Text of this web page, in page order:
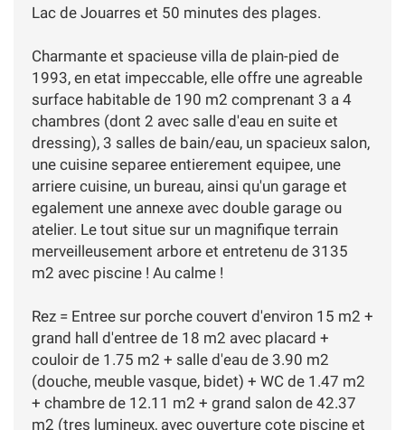
Lac de Jouarres et 50 minutes des plages.
Charmante et spacieuse villa de plain-pied de
1993, en etat impeccable, elle offre une agreable
surface habitable de 190 m2 comprenant 3 a 4
chambres (dont 2 avec salle d'eau en suite et
dressing), 3 salles de bain/eau, un spacieux salon,
une cuisine separee entierement equipee, une
arriere cuisine, un bureau, ainsi qu'un garage et
egalement une annexe avec double garage ou
atelier. Le tout situe sur un magnifique terrain
merveilleusement arbore et entretenu de 3135
m2 avec piscine ! Au calme !
Rez = Entree sur porche couvert d'environ 15 m2 +
grand hall d'entree de 18 m2 avec placard +
couloir de 1.75 m2 + salle d'eau de 3.90 m2
(douche, meuble vasque, bidet) + WC de 1.47 m2
+ chambre de 12.11 m2 + grand salon de 42.37
m2 (tres lumineux, avec ouverture cote piscine et